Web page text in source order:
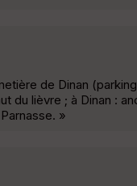
de Dinan
du lièvre ; à Dinan :
»